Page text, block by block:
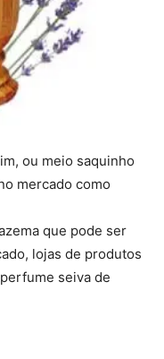
ou meio saquinho
mercado como
que pode ser
lojas de produtos
seiva de